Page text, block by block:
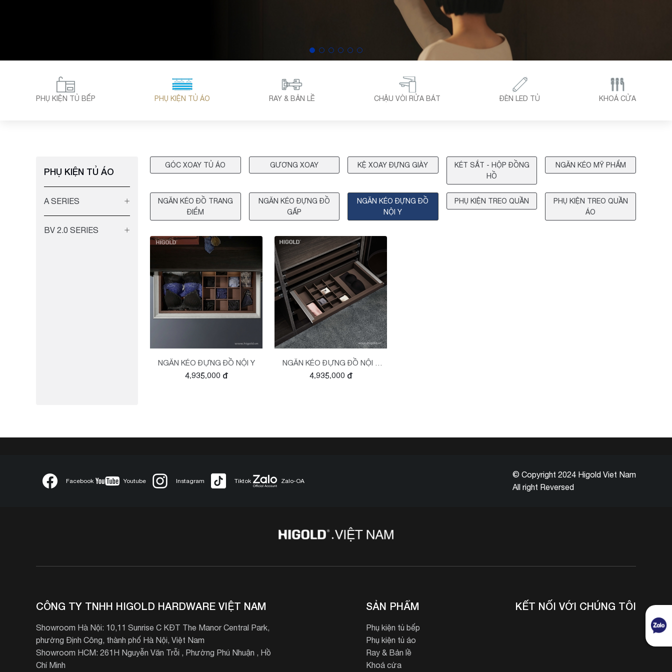
PHỤ KIỆN TỦ BẾP PHỤ KIỆN TỦ ÁO RAY & BẢN LỀ CHẬU VÒI RỬA BÁT ĐÈN LED TỦ KHOÁ CỬA
PHỤ KIỆN TỦ ÁO
A SERIES
BV 2.0 SERIES
GÓC XOAY TỦ ÁO GƯƠNG XOAY KỆ XOAY ĐỰNG GIÀY
KÉT SẮT - HỘP ĐỒNG
HỒ
NGĂN KÉO MỸ PHẨM
NGĂN KÉO ĐỒ TRANG
ĐIỂM
NGĂN KÉO ĐỰNG ĐỒ
GẤP
NGĂN KÉO ĐỰNG ĐỒ
NỘI Y
PHỤ KIỆN TREO QUẦN
PHỤ KIỆN TREO QUẦN
ÁO
NGĂN KÉO ĐỰNG ĐỒ NỘI Y
4.935.000 đ
NGĂN KÉO ĐỰNG ĐỒ NỘI Y
SERIES BV2.0
4.935.000 đ
Facebook Youtube Instagram Tiktok Zalo-OA
© Copyright 2024 Higold Viet Nam
All right Reversed
CÔNG TY TNHH HIGOLD HARDWARE VIỆT NAM
Showroom Hà Nội: 10,11 Sunrise C KĐT The Manor Central Park,
phường Định Công, thành phố Hà Nội, Việt Nam
Showroom HCM: 261H Nguyễn Văn Trỗi , Phường Phú Nhuận , Hồ
Chí Minh
SẢN PHẨM
Phụ kiện tủ bếp
Phụ kiện tủ áo
Ray & Bản lề
Khoá cửa
KẾT NỐI VỚI CHÚNG TÔI